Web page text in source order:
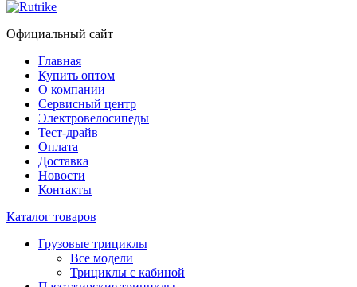
Официальный сайт
Главная
Купить оптом
О компании
Сервисный центр
Электровелосипеды
Тест-драйв
Оплата
Доставка
Новости
Контакты
Каталог товаров
Грузовые трициклы
Все модели
Трициклы с кабиной